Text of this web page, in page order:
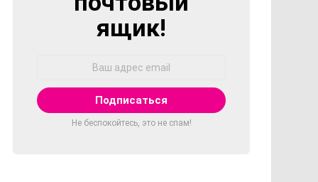
ящик!
Не беспокойтесь, это не спам!